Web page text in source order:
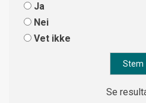
Ja
Nei
Vet ikke
Se